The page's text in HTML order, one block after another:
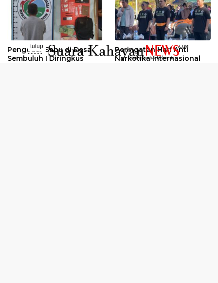
Pengedar Sabu di Desa
Sembuluh I Diringkus
Peringatan Hari Anti
Narkotika Internasional
tutup
..........